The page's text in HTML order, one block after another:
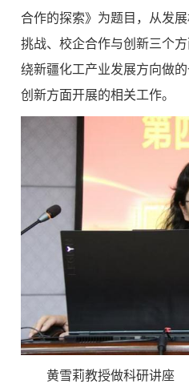
合作的探索》为题目，从发
挑战、校企合作与创新三个
绕新疆化工产业发展方向做
创新方面开展的相关工作。
黄雪莉教授做科研讲座